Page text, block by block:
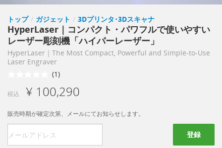
トップ / ガジェット / 3Dプリンタ･3Dスキャナ
HyperLaser｜コンパクト・パワフルで使いやすい
レーザー彫刻機「ハイパーレーザー」
HyperLaser｜The Most Compact, Powerful and Simple-to-Use
Laser Engraver
(1)
税込 ¥ 100,290
販売時期が確定次第、メールにてお知らせします。
登録